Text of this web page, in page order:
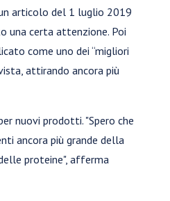
articolo del 1 luglio 2019
una certa attenzione. Poi
come uno dei “migliori
attirando ancora più
nuovi prodotti. "Spero che
ancora più grande della
proteine", afferma